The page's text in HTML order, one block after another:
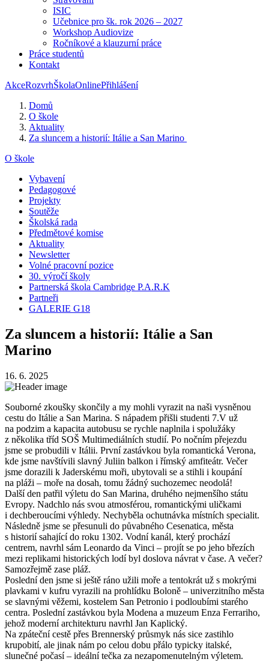
ISIC
Učebnice pro šk. rok 2026 – 2027
Workshop Audiovize
Ročníkové a klauzurní práce
Práce studentů
Kontakt
AkceRozvrhŠkolaOnlinePřihlášení
Domů
O škole
Aktuality
Za sluncem a historií: Itálie a San Marino
O škole
Vybavení
Pedagogové
Projekty
Soutěže
Školská rada
Předmětové komise
Aktuality
Newsletter
Volné pracovní pozice
30. výročí školy
Partnerská škola Cambridge P.A.R.K
Partneři
GALERIE G18
Za sluncem a historií: Itálie a San
Marino
16. 6. 2025
Souborné zkoušky skončily a my mohli vyrazit na naši vysněnou
cestu do Itálie a San Marina. S nápadem přišli studenti 7.V už
na podzim a kapacita autobusu se rychle naplnila i spolužáky
z několika tříd SOŠ Multimediálních studií. Po nočním přejezdu
jsme se probudili v Itálii. První zastávkou byla romantická Verona,
kde jsme navštívili slavný Juliin balkon i římský amfiteátr. Večer
jsme dorazili k Jaderskému moři, ubytovali se a stihli i koupání
na pláži – moře na dosah, tomu žádný suchozemec neodolá!
Další den patřil výletu do San Marina, druhého nejmenšího státu
Evropy. Nadchlo nás svou atmosférou, romantickými uličkami
i dechberoucími výhledy. Nechyběla ochutnávka místních specialit.
Následně jsme se přesunuli do půvabného Cesenatica, města
s historií sahající do roku 1302. Vodní kanál, který prochází
centrem, navrhl sám Leonardo da Vinci – projít se po jeho březích
mezi replikami historických lodí byl doslova návrat v čase. A večer?
Samozřejmě zase pláž.
Poslední den jsme si ještě ráno užili moře a tentokrát už s mokrými
plavkami v kufru vyrazili na prohlídku Boloně – univerzitního města
se slavnými věžemi, kostelem San Petronio i podloubími starého
centra. Poslední zastávkou byla Modena a muzeum Enza Ferrariho,
jehož moderní architekturu navrhl Jan Kaplický.
Na zpáteční cestě přes Brennerský průsmyk nás sice zastihlo
krupobití, ale jinak nám po celou dobu přálo typicky italské,
slunečné počasí – ideální tečka za nezapomenutelným výletem.